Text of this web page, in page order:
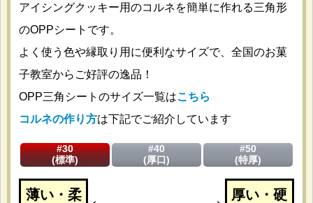
アイシングクッキー用のコルネを簡単に作れる三角形
のOPPシートです。
よく使う色や縁取り用に便利なサイズで、全国のお菓
子教室からご好評の逸品！
OPP三角シートのサイズ一覧はこちら
コルネの作り方は下記でご紹介しています
#30
(標準)
#40
(厚口)
#50
(特厚)
薄い・柔
厚い・硬